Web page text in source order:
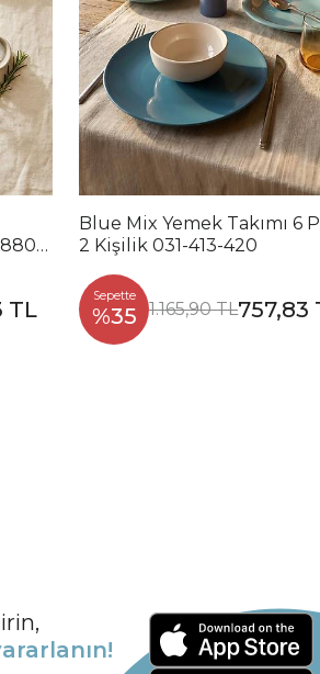
TL
Blue Mix Yemek Takımı 6
2 Kişilik 031-413-420
Sepette
%35 1.165,90 TL757,83